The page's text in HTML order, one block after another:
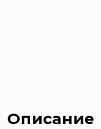
Описание